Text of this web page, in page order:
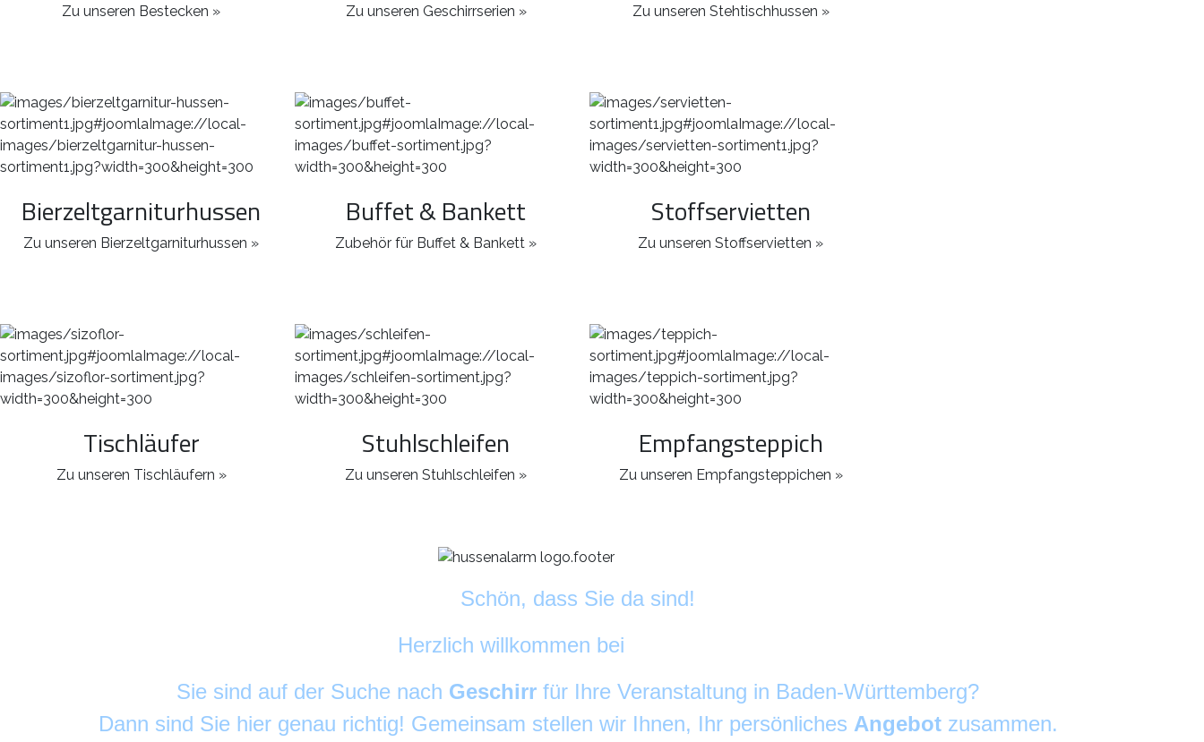
Zu unseren Bestecken » Zu unseren Geschirrserien » Zu unseren Stehtischhussen »
Bierzeltgarniturhussen
Zu unseren Bierzeltgarniturhussen »
Buffet & Bankett
Zubehör für Buffet & Bankett »
Stoffservietten
Zu unseren Stoffservietten »
Tischläufer
Zu unseren Tischläufern »
Stuhlschleifen
Zu unseren Stuhlschleifen »
Empfangsteppich
Zu unseren Empfangsteppichen »
Schön, dass Sie da sind!
Herzlich willkommen bei
Sie sind auf der Suche nach Geschirr für Ihre Veranstaltung in Baden-Württemberg?
Dann sind Sie hier genau richtig! Gemeinsam stellen wir Ihnen, Ihr persönliches Angebot zusammen.